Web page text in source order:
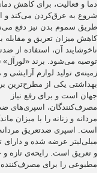
دما و فعالیت، برای کاهش
شروع به عرق‌کردن می‌کند و
طریق سموم بدن نیز دفع
کاهش میزان تعریق و مقابله
ناخوشایند آن، استفاده از
زمینه‌ی تولید لوازم آرایشی
بهداشتی یکی از مطرح‌ترین
جهان است و برای رفع نیاز
مصرف‌کنندگان، اسپری‌های
مردانه و زنانه را با میزان
میلی‌لیتر عرضه شده و دارای
و تعریق است. رایحه‌ی تازه
مطبوعی را برای مصرف‌کننده